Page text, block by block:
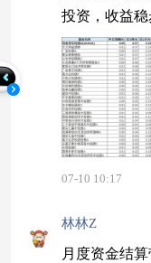
投资，收益
招商招华纯债
入，不知不觉
纯债D$ #科技
07-10 10:17
林林Z
月度资金结